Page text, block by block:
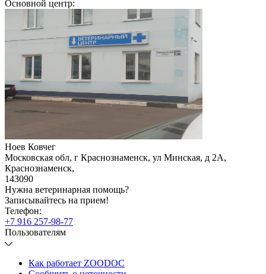
Основной центр:
Ноев Ковчег
Московская обл, г Краснознаменск, ул Минская, д 2А,
Краснознаменск,
143090
Нужна ветеринарная помощь?
Записывайтесь на прием!
Телефон:
+7 916 257-98-77
Пользователям
Как работает ZOODOC